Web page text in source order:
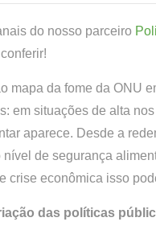
do nosso parceiro
mapa da fome da ONU
em situações de alta
aparece. Desde a
de segurança
crise econômica isso
das políticas